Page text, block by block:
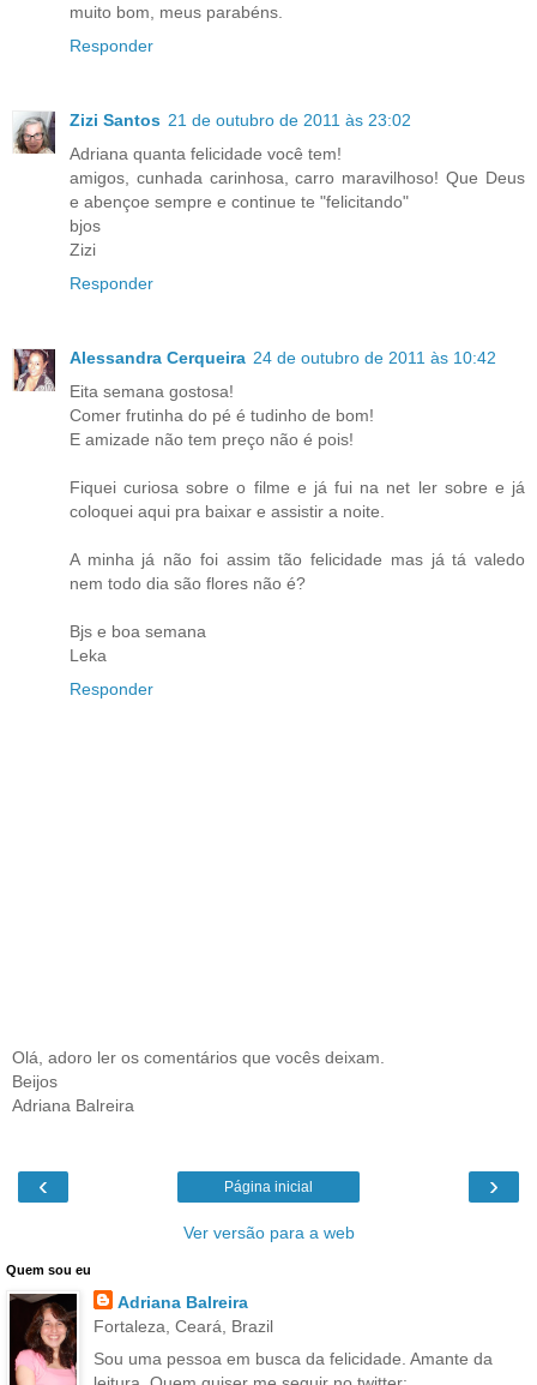
muito bom, meus parabéns.
Responder
Zizi Santos 21 de outubro de 2011 às 23:02
Adriana quanta felicidade você tem!
amigos, cunhada carinhosa, carro maravilhoso! Que Deus
e abençoe sempre e continue te "felicitando"
bjos
Zizi
Responder
Alessandra Cerqueira 24 de outubro de 2011 às 10:42
Eita semana gostosa!
Comer frutinha do pé é tudinho de bom!
E amizade não tem preço não é pois!
Fiquei curiosa sobre o filme e já fui na net ler sobre e já
coloquei aqui pra baixar e assistir a noite.
A minha já não foi assim tão felicidade mas já tá valedo
nem todo dia são flores não é?
Bjs e boa semana
Leka
Responder
Olá, adoro ler os comentários que vocês deixam.
Beijos
Adriana Balreira
‹ ›
Página inicial
Ver versão para a web
Quem sou eu
Adriana Balreira
Fortaleza, Ceará, Brazil
Sou uma pessoa em busca da felicidade. Amante da